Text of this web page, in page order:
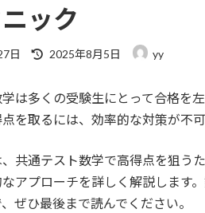
ック
日
最
新
日
2025年8月5日 yy
は多くの受験生にとって合格を
を取るには、効率的な対策が不可
、共通テスト数学で高得点を狙う
アプローチを詳しく解説します
ぜひ最後まで読んでください。